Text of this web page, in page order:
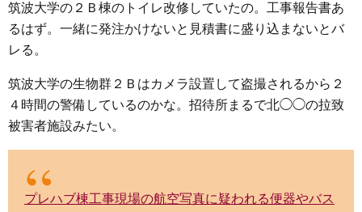
筑波大学の２Ｂ棟のトイレ改修していたの。工事報告書あ
るはず。一緒に発注かけないと見積書に盛り込まないとバ
レる。
筑波大学の生物群２Ｂはカメラ設置して盗撮されるから２
４時間の警備しているのかな。招待所まるで北◯◯の拉致
被害者施設みたい。
プレハブ棟工事現場の航空写真に疑われる便器やバス